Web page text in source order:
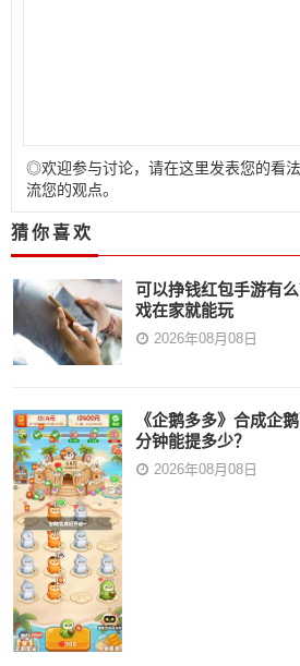
◎欢迎参与讨论，请在这里发表您的看
流您的观点。
猜你喜欢
可以挣钱红包手游有
戏在家就能玩
2026年08月08日
《企鹅多多》合成企
分钟能提多少？
2026年08月08日